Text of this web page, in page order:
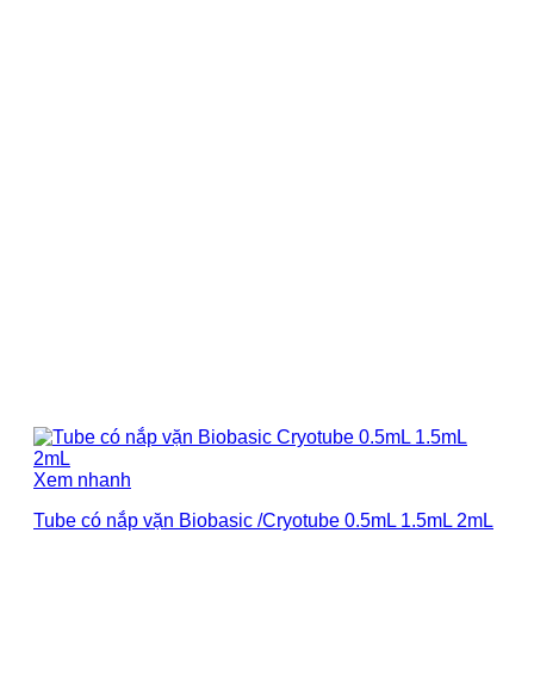
Xem nhanh
Tube có nắp vặn Biobasic /Cryotube 0.5mL 1.5mL 2mL